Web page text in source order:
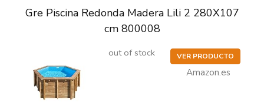
Gre Piscina Redonda Madera Lili 2 280X107
cm 800008
out of stock VER PRODUCTO
Amazon.es